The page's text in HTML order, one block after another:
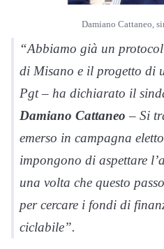
Damiano Cattaneo,
“Abbiamo già un
di Misano e il progetto di
Pgt – ha dichiarato il
Damiano Cattaneo – Si
emerso in campagna
impongono di aspettare
una volta che questo
per cercare i fondi di
ciclabile”.